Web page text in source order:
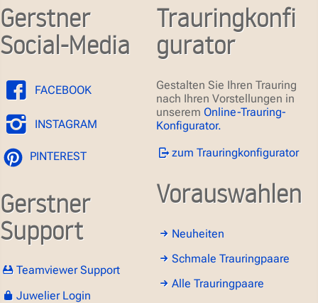
Gerstner
Social-Media
FACEBOOK
INSTAGRAM
PINTEREST
Gerstner
Support
Teamviewer Support
Juwelier Login
Trauringkonfi
gurator
Gestalten Sie Ihren Trauring
nach Ihren Vorstellungen in
unserem Online-Trauring-
Konfigurator.
zum Trauringkonfigurator
Vorauswahlen
Neuheiten
Schmale Trauringpaare
Alle Trauringpaare